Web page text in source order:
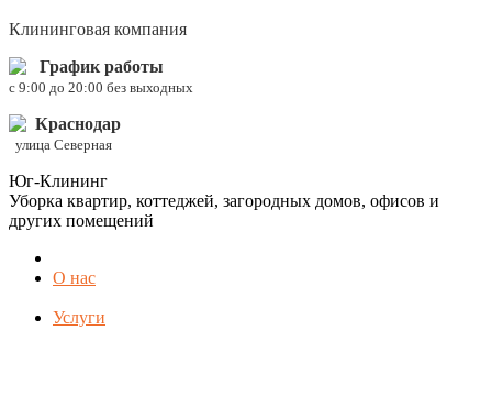
Клининговая компания
График работы
c 9:00 до 20:00 без выходных
Краснодар
улица Северная
Юг-Клининг
Уборка квартир, коттеджей, загородных домов, офисов и
других помещений
О нас
Услуги